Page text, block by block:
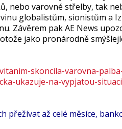
nebo varovné střelby, tak
globalistům, sionistům a
Závěrem pak AE News
jako pronárodně
skoncila-varovna-
ukazuje-na-vypjatou-
přežívat až celé měsíce,